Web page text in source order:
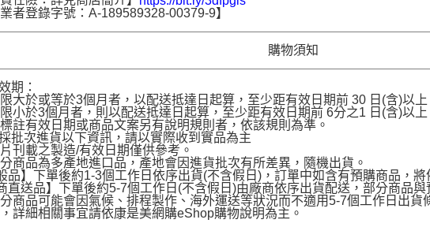
業者登錄字號：A-189589328-00379-9】
購物須知
期：
大於或等於3個月者，以配送抵達日起算，至少距有效日期前 30 日(含)以上
小於3個月者，則以配送抵達日起算，至少距有效日期前 6分之1 日(含)以上
註有效日期或商品文案另有說明規則者，依該規則為準。
批次進貨以下資訊，請以實際收到實品為主
刊載之製造/有效日期僅供參考。
商品為多產地進口品，產地會因進貨批次有所差異，隨機出貨。
品】下單後約1-3個工作日依序出貨(不含假日)，訂單中如含有預購商品，將
直送品】下單後約5-7個工作日(不含假日)由廠商依序出貨配送，部分商品
商品可能會因氣候、排程製作、海外運送等狀況而不適用5-7個工作日出貨
詳細相關事宜請依康是美網購eShop購物說明為主。